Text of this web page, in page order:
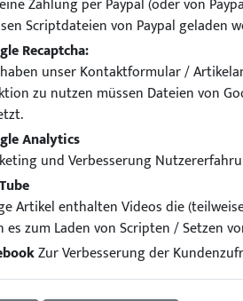
Baby
Zahlung per Paypal (oder von
Scriptdateien von Paypal geladen
Recaptcha:
unser Kontaktformular /
zu nutzen müssen Dateien von
Analytics
und Verbesserung
Artikel enthalten Videos die
es zum Laden von Scripten / Setzen
Zur Verbesserung der